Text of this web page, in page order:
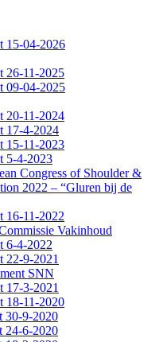
15-04-2026
26-11-2025
09-04-2025
20-11-2024
17-4-2024
15-11-2023
5-4-2023
Congress of Shoulder &
2022 – “Gluren bij de
16-11-2022
Vakinhoud
6-4-2022
22-9-2021
SNN
17-3-2021
18-11-2020
30-9-2020
24-6-2020